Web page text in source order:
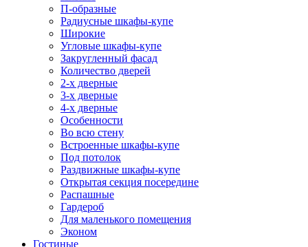
П-образные
Радиусные шкафы-купе
Широкие
Угловые шкафы-купе
Закругленный фасад
Количество дверей
2-х дверные
3-х дверные
4-х дверные
Особенности
Во всю стену
Встроенные шкафы-купе
Под потолок
Раздвижные шкафы-купе
Открытая секция посередине
Распашные
Гардероб
Для маленького помещения
Эконом
Гостиные